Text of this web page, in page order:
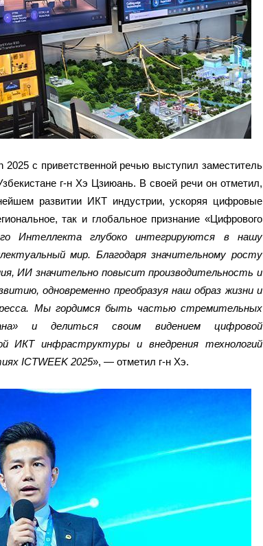
с приветственной речью выступил заместитель
г-н Хэ Цзиюань. В своей речи он отметил,
развитии ИКТ индустрии, ускоряя цифровые
так и глобальное признание «Цифрового
Интеллекта глубоко интегрируются в нашу
мир. Благодаря значительному росту
ИИ значительно повысит производительность и
одновременно преобразуя наш образ жизни и
Мы гордимся быть частью стремительных
и делиться своим видением цифровой
ИКТ инфраструктуры и внедрения технологий
ICTWEEK2025», — отметил г-н Хэ.